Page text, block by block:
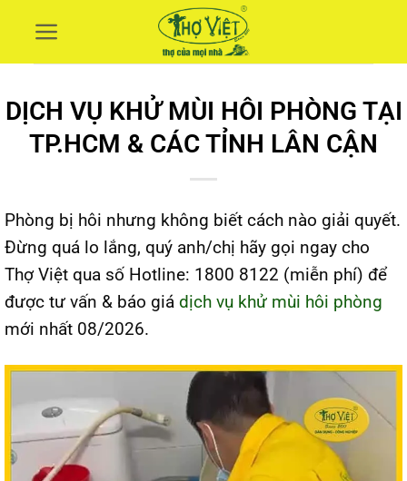
content
DỊCH VỤ KHỬ MÙI HÔI PHÒNG TẠI
TP.HCM & CÁC TỈNH LÂN CẬN
Phòng bị hôi nhưng không biết cách nào giải quyết.
Đừng quá lo lắng, quý anh/chị hãy gọi ngay cho
Thợ Việt qua số Hotline: 1800 8122 (miễn phí) để
được tư vấn & báo giá dịch vụ khử mùi hôi phòng
mới nhất 08/2026.